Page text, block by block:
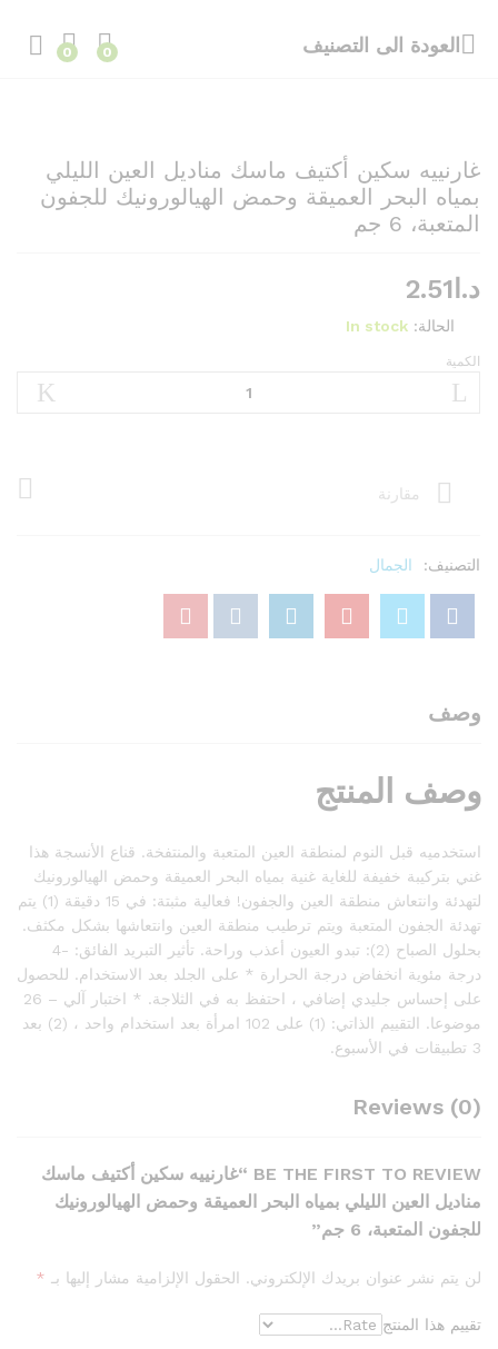
العودة الى التصنيف 0
0
غارنييه سكين أكتيف ماسك مناديل العين الليلي
بمياه البحر العميقة وحمض الهيالورونيك للجفون
المتعبة، 6 جم
د.ا 2.51
الحالة: In stock
غارنييه
سكين
العين
البحر
وحمض
الهيالورونيك
الكمية
مقارنة
التصنيف: الجمال
وصف
وصف المنتج
استخدميه قبل النوم لمنطقة العين المتعبة والمنتفخة. قناع الأنسجة هذا
غني بتركيبة خفيفة للغاية غنية بمياه البحر العميقة وحمض الهيالورونيك
لتهدئة وانتعاش منطقة العين والجفون! فعالية مثبتة: في 15 دقيقة (1) يتم
تهدئة الجفون المتعبة ويتم ترطيب منطقة العين وانتعاشها بشكل مكثف.
بحلول الصباح (2): تبدو العيون أعذب وراحة. تأثير التبريد الفائق: -4
درجة مئوية انخفاض درجة الحرارة * على الجلد بعد الاستخدام. للحصول
على إحساس جليدي إضافي ، احتفظ به في الثلاجة. * اختبار آلي – 26
موضوعا. التقييم الذاتي: (1) على 102 امرأة بعد استخدام واحد ، (2) بعد
3 تطبيقات في الأسبوع.
Reviews (0)
BE THE FIRST TO REVIEW “غارنييه سكين أكتيف ماسك
مناديل العين الليلي بمياه البحر العميقة وحمض الهيالورونيك
للجفون المتعبة، 6 جم”
لن يتم نشر عنوان بريدك الإلكتروني. الحقول الإلزامية مشار إليها بـ *
تقييم هذا المنتج